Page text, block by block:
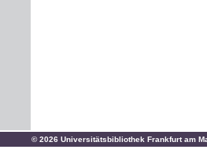
© 2026 Universitätsbibliothek Frankfurt am